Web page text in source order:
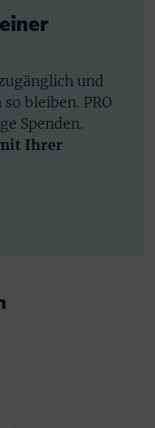
und
bleiben. PRO
Spenden.
Ihrer